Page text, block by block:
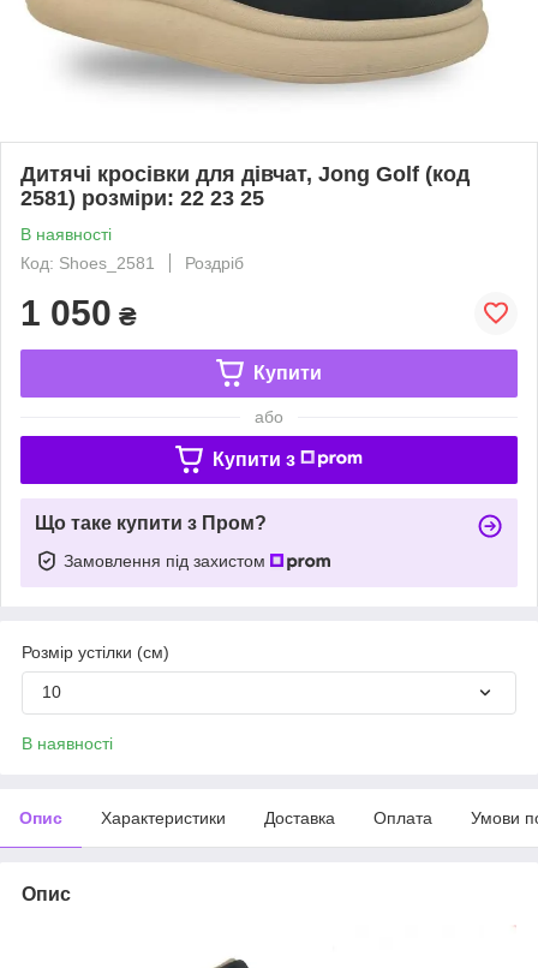
Дитячі кросівки для дівчат, Jong Golf (код
2581) розміри: 22 23 25
В наявності
Код: Shoes_2581
Роздріб
1 050 ₴
Купити
або
Купити з
Що таке купити з Пром?
Замовлення під захистом
Розмір устілки (см)
10
В наявності
Опис Характеристики Доставка Оплата Умови
Опис